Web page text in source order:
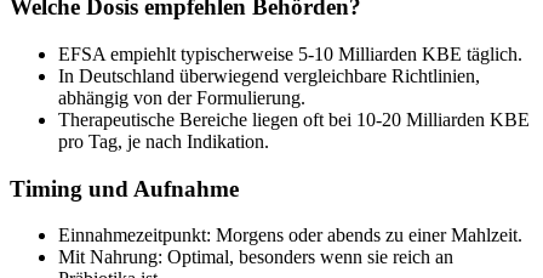
Welche Dosis empfehlen Behörden?
EFSA empiehlt typischerweise 5-10 Milliarden KBE täglich.
In Deutschland überwiegend vergleichbare Richtlinien,
abhängig von der Formulierung.
Therapeutische Bereiche liegen oft bei 10-20 Milliarden KBE
pro Tag, je nach Indikation.
Timing und Aufnahme
Einnahmezeitpunkt: Morgens oder abends zu einer Mahlzeit.
Mit Nahrung: Optimal, besonders wenn sie reich an